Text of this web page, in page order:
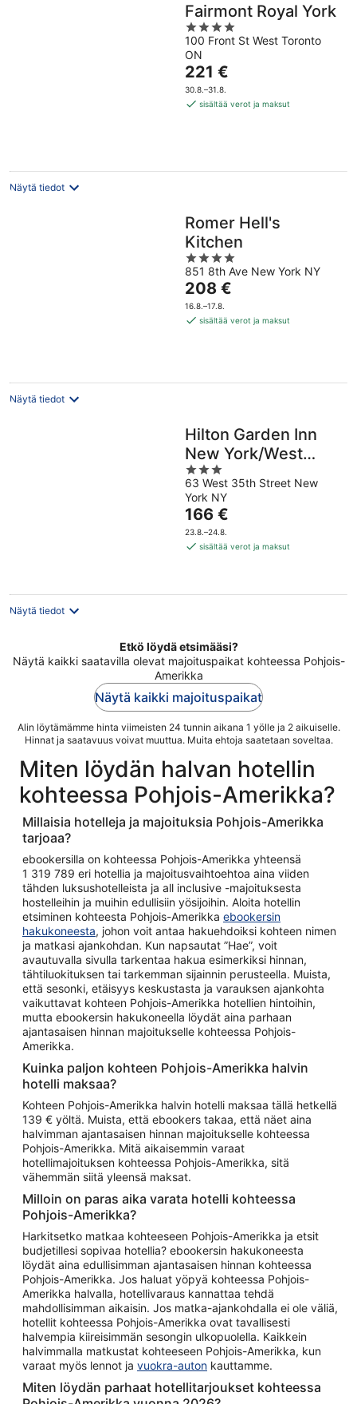
Fairmont Royal York
4
out
of
5
100 Front St West Toronto
ON
Hinta
on
221 €
221 €
30.8.–31.8.
sisältää verot ja maksut
Näytä tiedot
Romer Hell's
Kitchen
4
out
of
5
851 8th Ave New York NY
Hinta
on
208 €
208 €
16.8.–17.8.
sisältää verot ja maksut
Näytä tiedot
Hilton Garden Inn
New York/West
35th Street
3
out
of
5
63 West 35th Street New
York NY
Hinta
on
166 €
166 €
23.8.–24.8.
sisältää verot ja maksut
Näytä tiedot
Etkö löydä etsimääsi?
Näytä kaikki saatavilla olevat majoituspaikat kohteessa Pohjois-
Amerikka
Näytä kaikki majoituspaikat
Alin löytämämme hinta viimeisten 24 tunnin aikana 1 yölle ja 2 aikuiselle.
Hinnat ja saatavuus voivat muuttua. Muita ehtoja saatetaan soveltaa.
Miten löydän halvan hotellin
kohteessa Pohjois-Amerikka?
Millaisia hotelleja ja majoituksia Pohjois-Amerikka
tarjoaa?
ebookersilla on kohteessa Pohjois-Amerikka yhteensä
1 319 789 eri hotellia ja majoitusvaihtoehtoa aina viiden
tähden luksushotelleista ja all inclusive -majoituksesta
hostelleihin ja muihin edullisiin yösijoihin. Aloita hotellin
etsiminen kohteesta Pohjois-Amerikka ebookersin
hakukoneesta, johon voit antaa hakuehdoiksi kohteen nimen
ja matkasi ajankohdan. Kun napsautat ”Hae”, voit
avautuvalla sivulla tarkentaa hakua esimerkiksi hinnan,
tähtiluokituksen tai tarkemman sijainnin perusteella. Muista,
että sesonki, etäisyys keskustasta ja varauksen ajankohta
vaikuttavat kohteen Pohjois-Amerikka hotellien hintoihin,
mutta ebookersin hakukoneella löydät aina parhaan
ajantasaisen hinnan majoitukselle kohteessa Pohjois-
Amerikka.
Kuinka paljon kohteen Pohjois-Amerikka halvin
hotelli maksaa?
Kohteen Pohjois-Amerikka halvin hotelli maksaa tällä hetkellä
139 € yöltä. Muista, että ebookers takaa, että näet aina
halvimman ajantasaisen hinnan majoitukselle kohteessa
Pohjois-Amerikka. Mitä aikaisemmin varaat
hotellimajoituksen kohteessa Pohjois-Amerikka, sitä
vähemmän siitä yleensä maksat.
Milloin on paras aika varata hotelli kohteessa
Pohjois-Amerikka?
Harkitsetko matkaa kohteeseen Pohjois-Amerikka ja etsit
budjetillesi sopivaa hotellia? ebookersin hakukoneesta
löydät aina edullisimman ajantasaisen hinnan kohteessa
Pohjois-Amerikka. Jos haluat yöpyä kohteessa Pohjois-
Amerikka halvalla, hotellivaraus kannattaa tehdä
mahdollisimman aikaisin. Jos matka-ajankohdalla ei ole väliä,
hotellit kohteessa Pohjois-Amerikka ovat tavallisesti
halvempia kiireisimmän sesongin ulkopuolella. Kaikkein
halvimmalla matkustat kohteeseen Pohjois-Amerikka, kun
varaat myös lennot ja vuokra-auton kauttamme.
Miten löydän parhaat hotellitarjoukset kohteessa